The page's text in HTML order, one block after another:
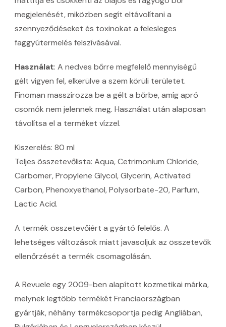
megjelenését, miközben segít eltávolítani a
szennyeződéseket és toxinokat a felesleges
faggyútermelés felszívásával.
Használat: A nedves bőrre megfelelő mennyiségű
gélt vigyen fel, elkerülve a szem körüli területet.
Finoman masszírozza be a gélt a bőrbe, amíg apró
csomók nem jelennek meg. Használat után alaposan
távolítsa el a terméket vízzel.
Kiszerelés: 80 ml
Teljes összetevőlista: Aqua, Cetrimonium Chloride,
Carbomer, Propylene Glycol, Glycerin, Activated
Carbon, Phenoxyethanol, Polysorbate-20, Parfum,
Lactic Acid.
A termék összetevőiért a gyártó felelős. A
lehetséges változások miatt javasoljuk az összetevők
ellenőrzését a termék csomagolásán.
A Revuele egy 2009-ben alapított kozmetikai márka,
melynek legtöbb termékét Franciaországban
gyártják, néhány termékcsoportja pedig Angliában,